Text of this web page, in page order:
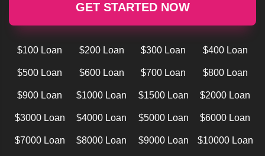
GET STARTED NOW
$100 Loan $200 Loan $300 Loan $400 Loan
$500 Loan $600 Loan $700 Loan $800 Loan
$900 Loan $1000 Loan $1500 Loan $2000 Loan
$3000 Loan $4000 Loan $5000 Loan $6000 Loan
$7000 Loan $8000 Loan $9000 Loan $10000 Loan